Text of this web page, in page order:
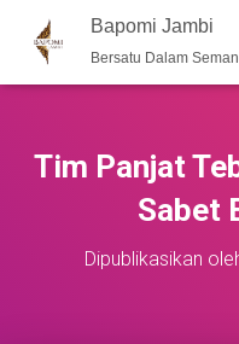
Bapomi Jambi
Bersatu Dalam
Tim Panjat
Sabet
Dipublikasikan